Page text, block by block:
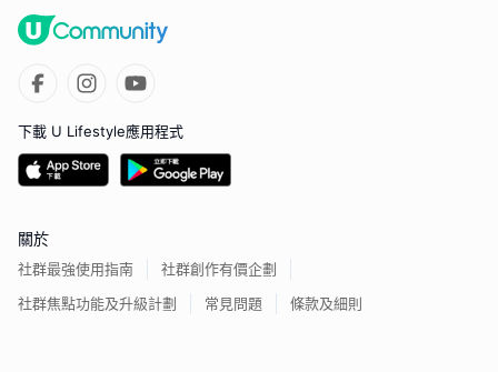
下載 U Lifestyle應用程式
關於
社群最強使用指南
社群創作有價企劃
社群焦點功能及升級計劃
常見問題 條款及細則